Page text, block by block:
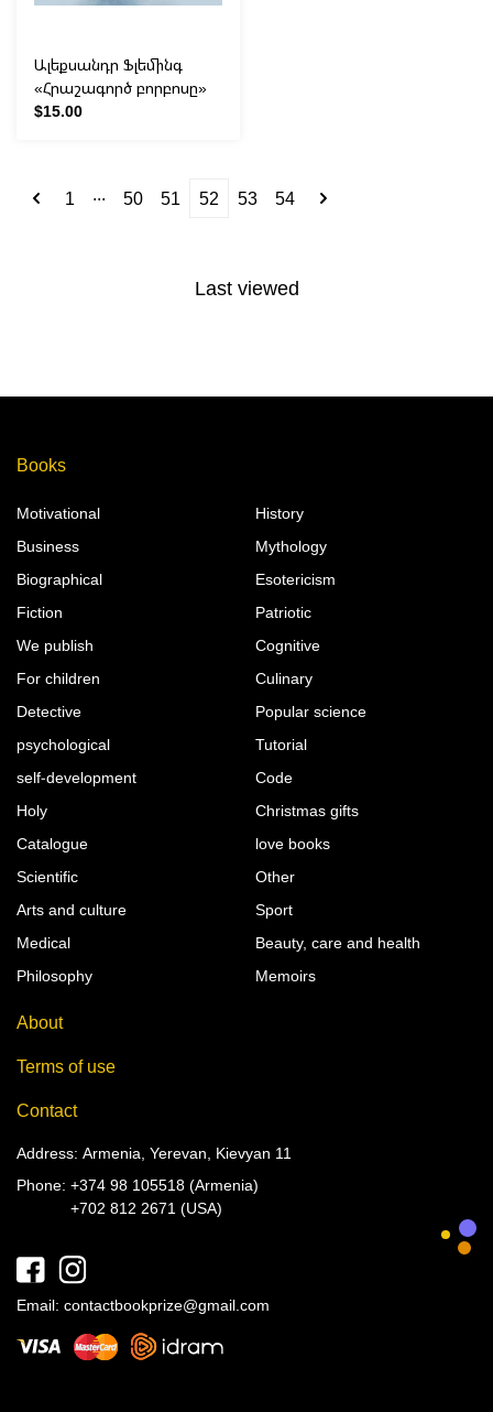
Ալեքսանդր Ֆլեմինգ
«Հրաշագործ բորբոսը»
$15.00
1 ... 50 51 52 53 54
Last viewed
Books
Motivational
Business
Biographical
Fiction
We publish
For children
Detective
psychological
self-development
Holy
Catalogue
Scientific
Arts and culture
Medical
Philosophy
History
Mythology
Esotericism
Patriotic
Cognitive
Culinary
Popular science
Tutorial
Code
Christmas gifts
love books
Other
Sport
Beauty, care and health
Memoirs
About
Terms of use
Contact
Address: Armenia, Yerevan, Kievyan 11
Phone: +374 98 105518 (Armenia)
+702 812 2671 (USA)
Email: contactbookprize@gmail.com